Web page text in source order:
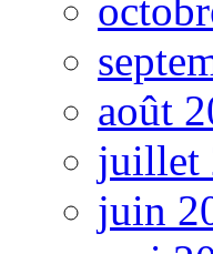
août
juillet
juin